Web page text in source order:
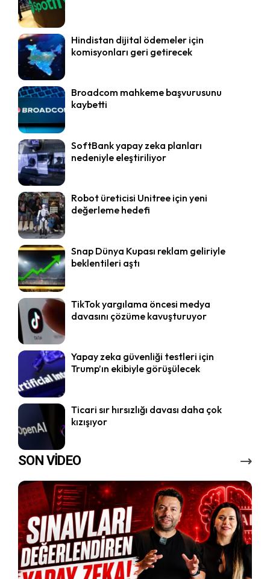
Hindistan dijital ödemeler için
komisyonları geri getirecek
Broadcom mahkeme başvurusunu
kaybetti
SoftBank yapay zeka planları
nedeniyle eleştiriliyor
Robot üreticisi Unitree için yeni
değerleme hedefi
Snap Dünya Kupası reklam geliriyle
beklentileri aştı
TikTok yargılama öncesi medya
davasını çözüme kavuşturuyor
Yapay zeka güvenliği testleri için
Trump’ın ekibiyle görüşülecek
Ticari sır hırsızlığı davası daha çok
kızışıyor
SON VİDEO